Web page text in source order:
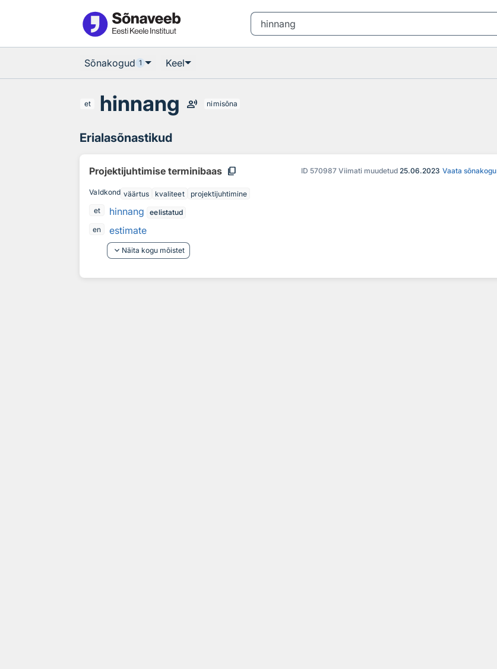
Sõnakogud 1 Keel
et hinnang record_voice_over nimisõna
Erialasõnastikud
Projektijuhtimise terminibaas content_copy ID 570987 Viimati muudetud 25.06.2023 Vaata sõnakogu
Valdkond väärtus kvaliteet
projektijuhtimine
et
hinnang
eelistatud
en
estimate
keyboard_arrow_down Näita kogu mõistet